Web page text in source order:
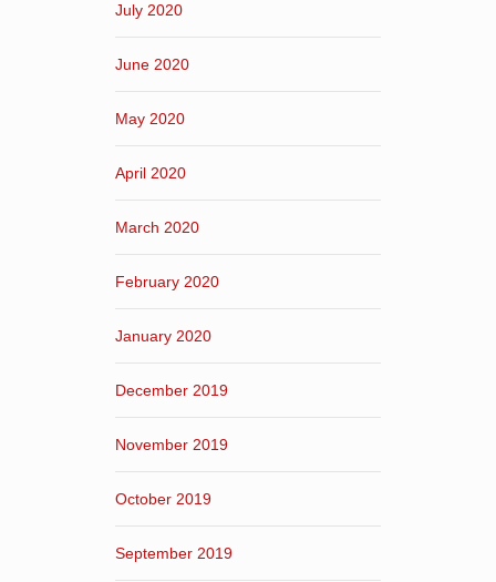
July 2020
June 2020
May 2020
April 2020
March 2020
February 2020
January 2020
December 2019
November 2019
October 2019
September 2019